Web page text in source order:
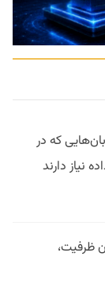
که در
نیاز دارند
ظرفیت،